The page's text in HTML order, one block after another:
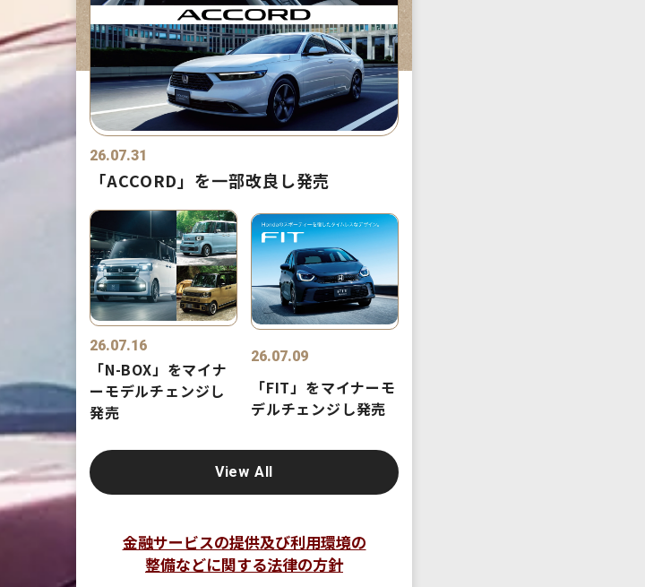
26.07.31
「ACCORD」を一部改良し発売
26.07.16
「N-BOX」をマイナ
ーモデルチェンジし
発売
26.07.09
「FIT」をマイナーモ
デルチェンジし発売
View All
金融サービスの提供及び利用環境の
整備などに関する法律の方針